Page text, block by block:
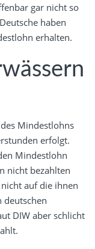
gar nicht so
haben
erhalten.
Mindestlohns
erfolgt.
Mindestlohn
nicht bezahlten
auf die ihnen
deutschen
DIW aber schlicht